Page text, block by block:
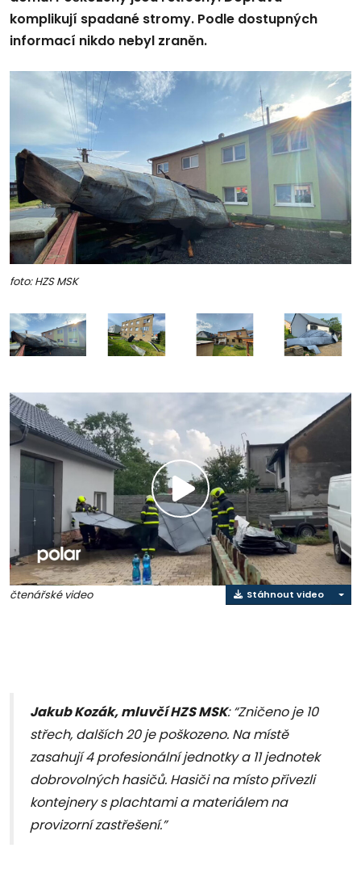
komplikují spadané stromy. Podle dostupných
informací nikdo nebyl zraněn.
foto: HZS MSK
Přehrát
video
čtenářské video Stáhnout video
Jakub Kozák, mluvčí HZS MSK: “Zničeno je 10
střech, dalších 20 je poškozeno. Na místě
zasahují 4 profesionální jednotky a 11 jednotek
dobrovolných hasičů. Hasiči na místo přivezli
kontejnery s plachtami a materiálem na
provizorní zastřešení.”